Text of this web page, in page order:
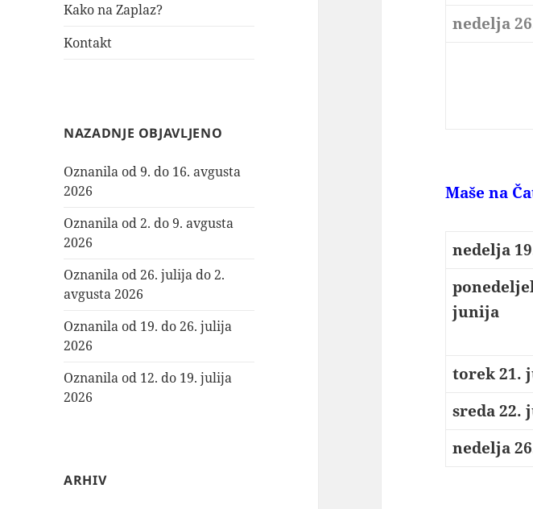
Kako na Zaplaz?
Kontakt
NAZADNJE OBJAVLJENO
Oznanila od 9. do 16. avgusta
2026
Oznanila od 2. do 9. avgusta
2026
Oznanila od 26. julija do 2.
avgusta 2026
Oznanila od 19. do 26. julija
2026
Oznanila od 12. do 19. julija
2026
ARHIV
nedelja
Maše na
nedelja
junija
torek 21.
sreda 22.
nedelja